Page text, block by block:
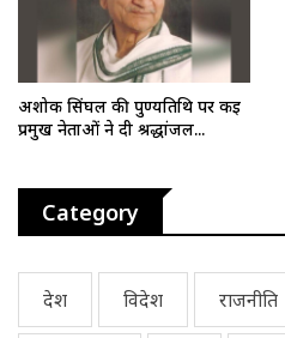
अशोक सिंघल की पुण्यतिथि पर कई
प्रमुख नेताओं ने दी श्रद्धांजल...
Category
देश विदेश राजनीति